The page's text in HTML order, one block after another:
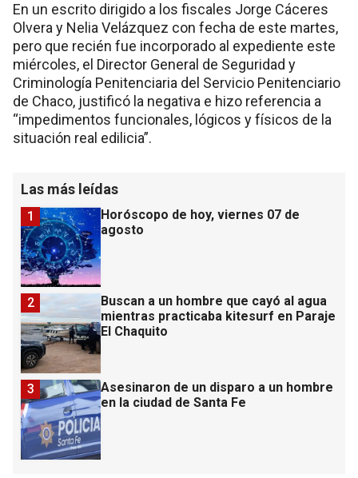
En un escrito dirigido a los fiscales Jorge Cáceres
Olvera y Nelia Velázquez con fecha de este martes,
pero que recién fue incorporado al expediente este
miércoles, el Director General de Seguridad y
Criminología Penitenciaria del Servicio Penitenciario
de Chaco, justificó la negativa e hizo referencia a
“impedimentos funcionales, lógicos y físicos de la
situación real edilicia”.
Las más leídas
Horóscopo de hoy, viernes 07 de
agosto
1
Buscan a un hombre que cayó al agua
mientras practicaba kitesurf en Paraje
El Chaquito
2
Asesinaron de un disparo a un hombre
en la ciudad de Santa Fe
3